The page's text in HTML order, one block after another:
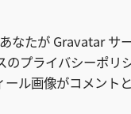
なたが Gravatar サ
のプライバシーポリ
ル画像がコメント